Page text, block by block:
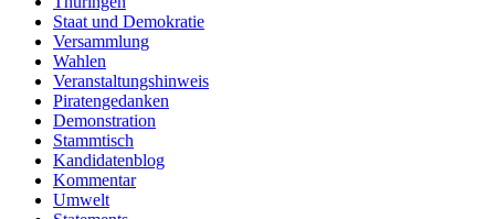
Staat und Demokratie
Versammlung
Wahlen
Veranstaltungshinweis
Piratengedanken
Demonstration
Stammtisch
Kandidatenblog
Kommentar
Umwelt